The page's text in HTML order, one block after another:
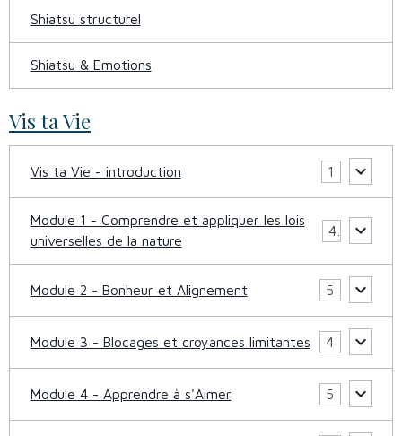
Shiatsu structurel
Shiatsu & Emotions
Vis ta Vie
Vis ta Vie - introduction 1
Module 1 - Comprendre et appliquer les lois
universelles de la nature
Module 2 - Bonheur et Alignement 5
Module 3 - Blocages et croyances limitantes 4
Module 4 - Apprendre à s'Aimer 5